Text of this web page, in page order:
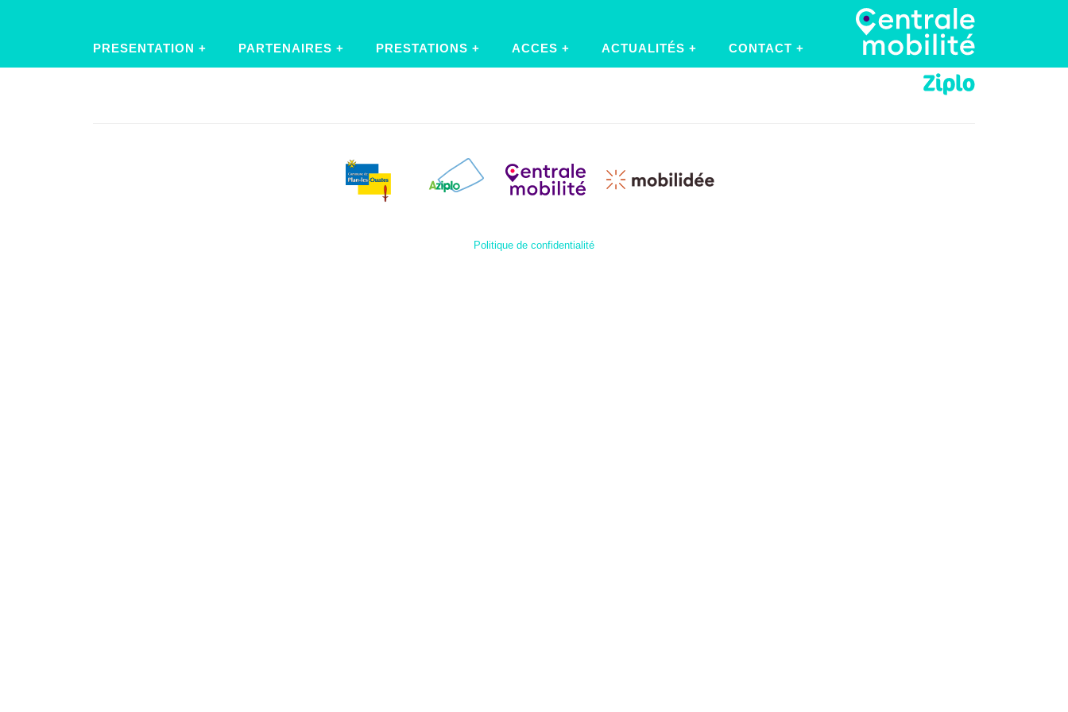
PRESENTATION PARTENAIRES PRESTATIONS ACCES ACTUALITÉS CONTACT
Politique de confidentialité